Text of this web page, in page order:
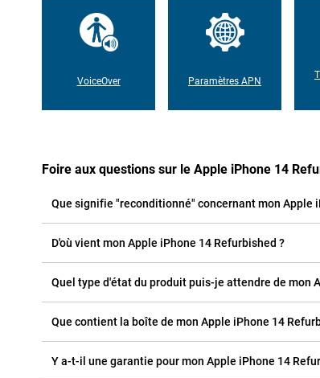
VoiceOver Paramètres APN
Foire aux questions sur le Apple iPhone 14
Que signifie "reconditionné" concernant mon Apple
D'où vient mon Apple iPhone 14 Refurbished ?
Quel type d'état du produit puis-je attendre de mon
Que contient la boîte de mon Apple iPhone 14
Y a-t-il une garantie pour mon Apple iPhone 14